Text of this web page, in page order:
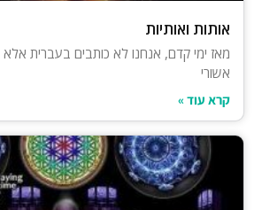
אותות ואותיות
מאז ימי קדם, אנחנו לא כותבים בעברית
אשורי
קרא עוד »